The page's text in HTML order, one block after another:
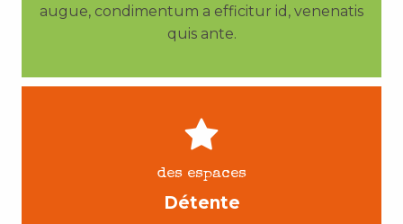
augue, condimentum a efficitur id, venenatis
quis ante.
des espaces
Détente